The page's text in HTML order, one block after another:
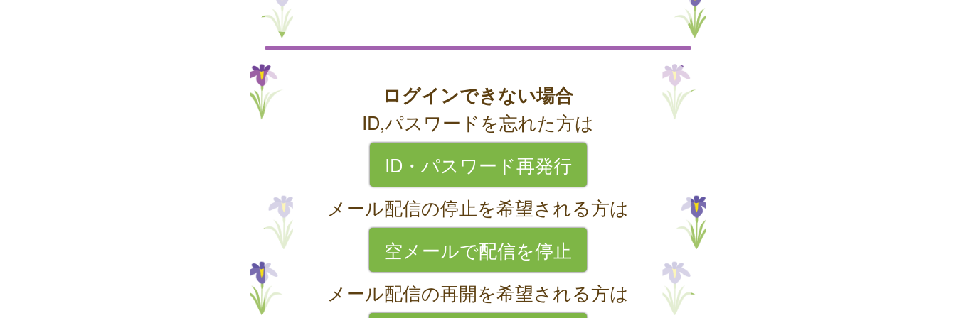
ログインできない場合
ID,パスワードを忘れた方は
ID・パスワード再発行
メール配信の停止を希望される方は
空メールで配信を停止
メール配信の再開を希望される方は